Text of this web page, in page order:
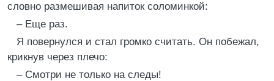
словно размешивая напиток соломинкой:
– Еще раз.
Я повернулся и стал громко считать. Он побежал,
крикнув через плечо:
– Смотри не только на следы!